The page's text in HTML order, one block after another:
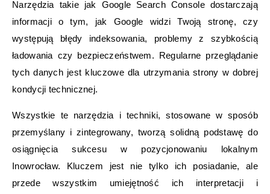
Narzędzia takie jak Google Search Console dostarczają
informacji o tym, jak Google widzi Twoją stronę, czy
występują błędy indeksowania, problemy z szybkością
ładowania czy bezpieczeństwem. Regularne przeglądanie
tych danych jest kluczowe dla utrzymania strony w dobrej
kondycji technicznej.
Wszystkie te narzędzia i techniki, stosowane w sposób
przemyślany i zintegrowany, tworzą solidną podstawę do
osiągnięcia sukcesu w pozycjonowaniu lokalnym
Inowrocław. Kluczem jest nie tylko ich posiadanie, ale
przede wszystkim umiejętność ich interpretacji i